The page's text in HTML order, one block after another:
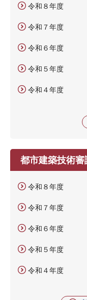
令和８年度
令和７年度
令和６年度
令和５年度
令和４年度
都市建築技術
令和８年度
令和７年度
令和６年度
令和５年度
令和４年度